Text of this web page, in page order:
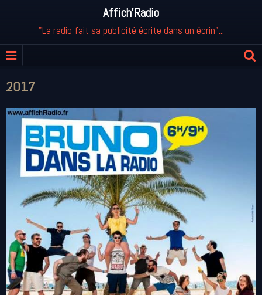
Affich'Radio
"La radio fait sa publicité écrite dans un écrin"...
2017